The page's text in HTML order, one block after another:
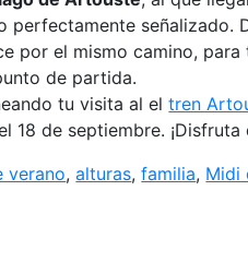
perfectamente señalizado.
por el mismo camino,
de partida.
tu visita al eltren
18 de septiembre. ¡Disfruta
verano,alturas,familia, Midi